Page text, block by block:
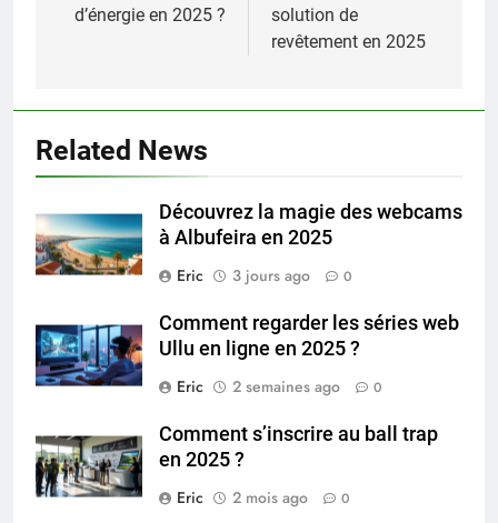
d’énergie en 2025 ?
solution de
revêtement en 2025
Related News
Découvrez la magie des webcams
à Albufeira en 2025
Eric
3 jours ago 0
Comment regarder les séries web
Ullu en ligne en 2025 ?
Eric
2 semaines ago 0
Comment s’inscrire au ball trap
en 2025 ?
Eric
2 mois ago 0